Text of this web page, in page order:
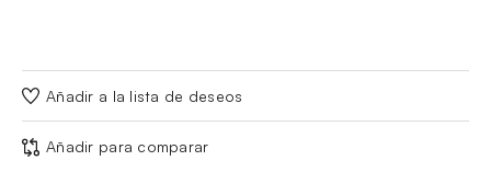
Añadir a la lista de deseos
Añadir para comparar